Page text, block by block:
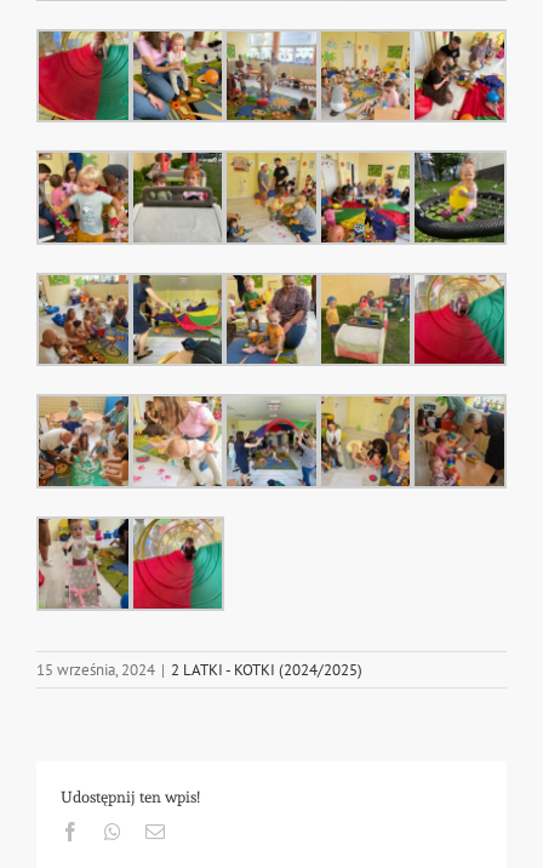
15 września, 2024 | 2 LATKI - KOTKI (2024/2025)
Udostępnij ten wpis!
FacebookWhatsapp
Email